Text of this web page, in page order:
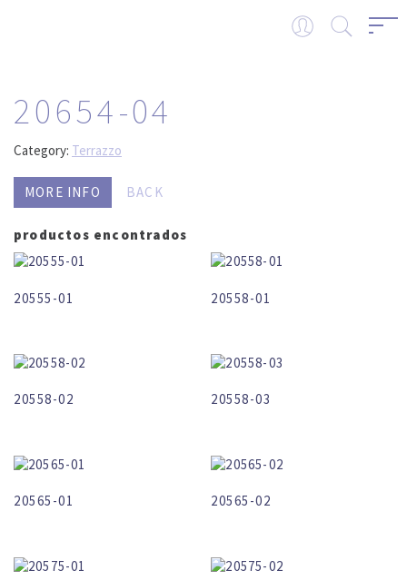
20654-04
Category: Terrazzo
MORE INFO BACK
productos encontrados
20555-01 20558-01
20558-02 20558-03
20565-01 20565-02